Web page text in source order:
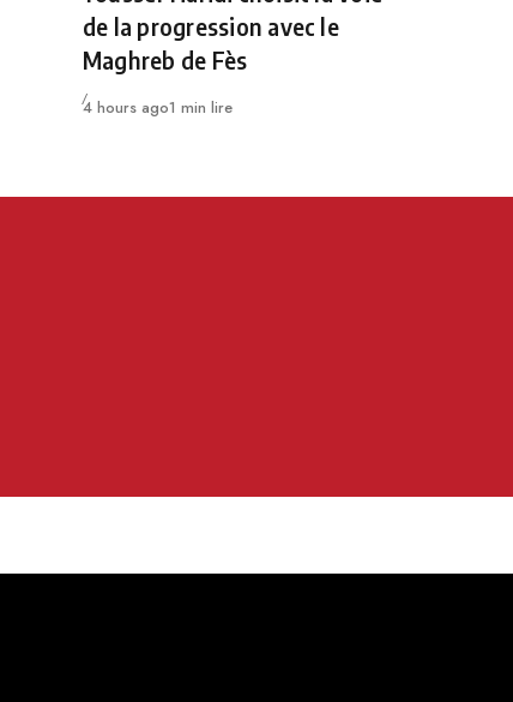
de la progression avec le
Maghreb de Fès
Publié
4 hours ago1 min lire